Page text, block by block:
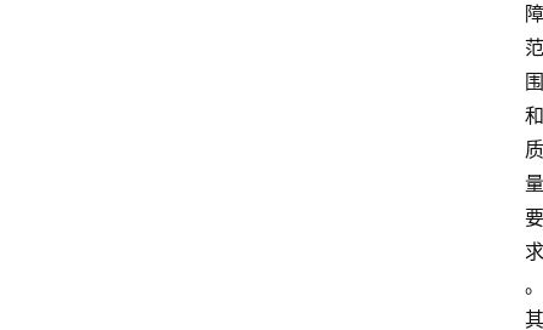
障
范
围
和
质
量
要
求
。
其